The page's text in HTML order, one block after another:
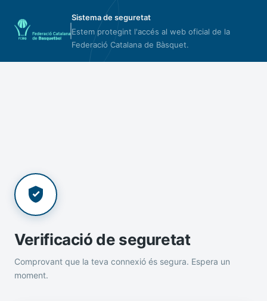
Sistema de seguretat
Estem protegint l'accés al web oficial de la
Federació Catalana de Bàsquet.
Verificació de seguretat
Comprovant que la teva connexió és segura. Espera un
moment.